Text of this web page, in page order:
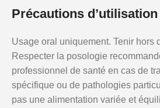
Précautions d’utilisation
Usage oral uniquement. Tenir hors
Respecter la posologie
professionnel de santé en cas de
spécifique ou de pathologies
pas une alimentation variée et